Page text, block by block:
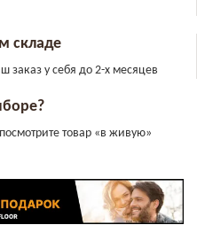
складе
заказ у себя до 2-х месяцев
товар «в живую»